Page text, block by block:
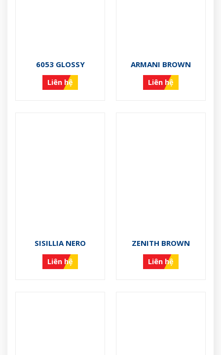
6053 GLOSSY
Liên hệ
ARMANI BROWN
Liên hệ
SISILLIA NERO
Liên hệ
ZENITH BROWN
Liên hệ